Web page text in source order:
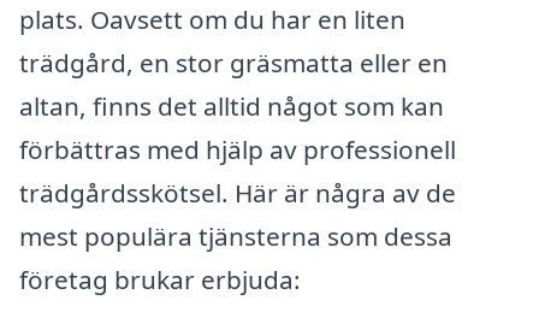
plats. Oavsett om du har en liten
trädgård, en stor gräsmatta eller en
altan, finns det alltid något som kan
förbättras med hjälp av professionell
trädgårdsskötsel. Här är några av de
mest populära tjänsterna som dessa
företag brukar erbjuda: